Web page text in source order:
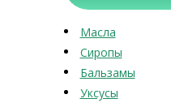
Масла
Сиропы
Бальзамы
Уксусы